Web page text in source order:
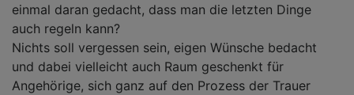
einmal daran gedacht, dass man die letzten Dinge
auch regeln kann?
Nichts soll vergessen sein, eigen Wünsche bedacht
und dabei vielleicht auch Raum geschenkt für
Angehörige, sich ganz auf den Prozess der Trauer